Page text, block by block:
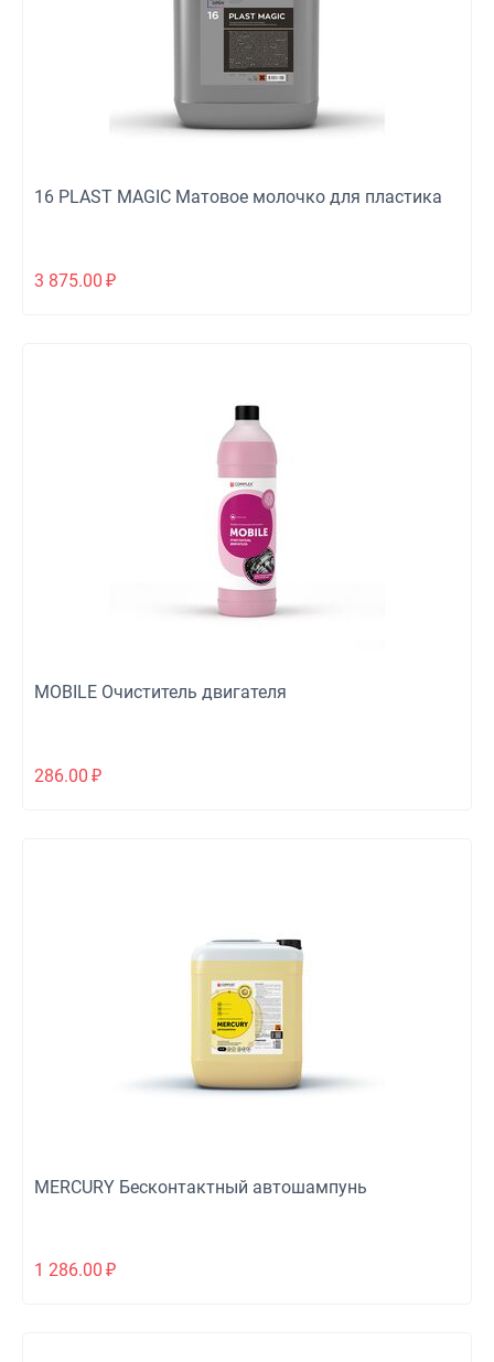
16 PLAST MAGIC Матовое молочко для пластика
3 875.00 ₽
MOBILE Очиститель двигателя
286.00 ₽
MERCURY Бесконтактный автошампунь
1 286.00 ₽